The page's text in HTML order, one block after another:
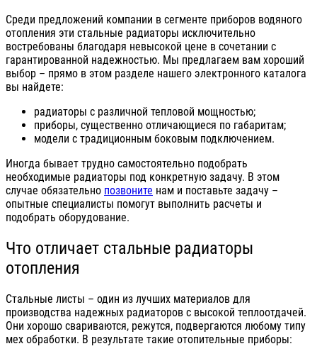
Среди предложений компании в сегменте приборов водяного
отопления эти стальные радиаторы исключительно
востребованы благодаря невысокой цене в сочетании с
гарантированной надежностью. Мы предлагаем вам хороший
выбор – прямо в этом разделе нашего электронного каталога
вы найдете:
радиаторы с различной тепловой мощностью;
приборы, существенно отличающиеся по габаритам;
модели с традиционным боковым подключением.
Иногда бывает трудно самостоятельно подобрать
необходимые радиаторы под конкретную задачу. В этом
случае обязательно позвоните нам и поставьте задачу –
опытные специалисты помогут выполнить расчеты и
подобрать оборудование.
Что отличает стальные радиаторы
отопления
Стальные листы – один из лучших материалов для
производства надежных радиаторов с высокой теплоотдачей.
Они хорошо свариваются, режутся, подвергаются любому типу
мех обработки. В результате такие отопительные приборы: